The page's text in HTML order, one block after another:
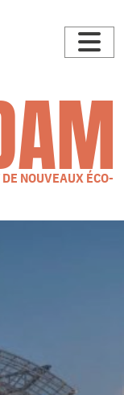
NOUVEAUX ÉCO-